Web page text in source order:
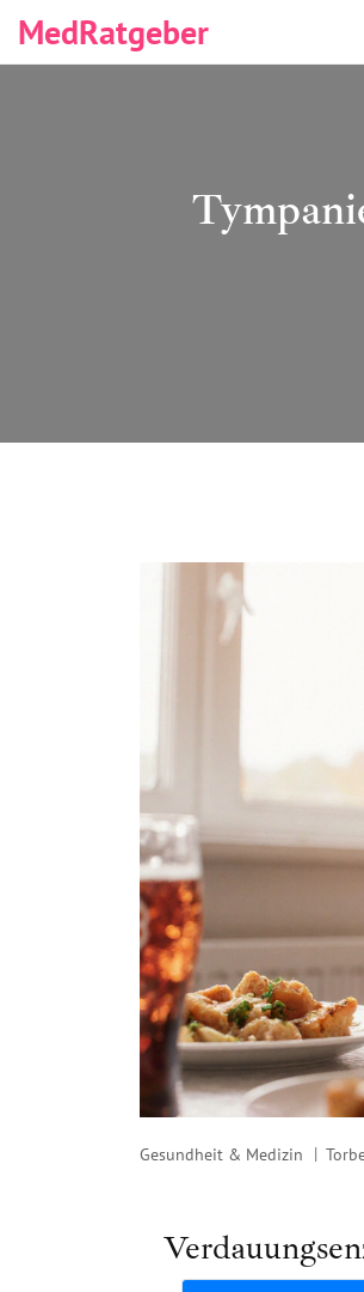
MedRatgeber
Gesundheit & Medizin